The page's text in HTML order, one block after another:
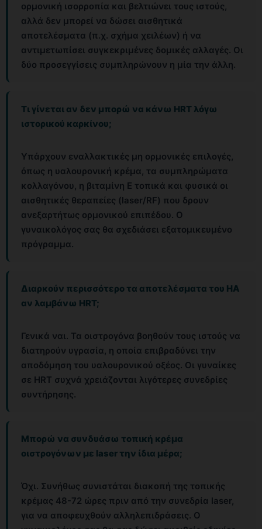
ορμονική ισορροπία και βελτιώνει τους ιστούς,
αλλά δεν μπορεί να δώσει αισθητικά
αποτελέσματα (π.χ. σχήμα χειλέων) ή να
αντιμετωπίσει συγκεκριμένες δομικές αλλαγές. Οι
δύο προσεγγίσεις συμπληρώνουν η μία την άλλη.
Τι γίνεται αν δεν μπορώ να κάνω HRT λόγω
ιστορικού καρκίνου;
Υπάρχουν εναλλακτικές μη ορμονικές επιλογές,
όπως η υαλουρονική κρέμα, τα συμπληρώματα
κολλαγόνου, η βιταμίνη Ε τοπικά και φυσικά οι
αισθητικές θεραπείες (laser/RF) που δρουν
ανεξαρτήτως ορμονικού επιπέδου. Ο
γυναικολόγος σας θα σχεδιάσει εξατομικευμένο
πρόγραμμα.
Διαρκούν περισσότερο τα αποτελέσματα του HA
αν λαμβάνω HRT;
Γενικά ναι. Τα οιστρογόνα βοηθούν τους ιστούς να
διατηρούν υγρασία, η οποία επιβραδύνει την
αποδόμηση του υαλουρονικού οξέος. Οι γυναίκες
σε HRT συχνά χρειάζονται λιγότερες συνεδρίες
συντήρησης.
Μπορώ να συνδυάσω τοπική κρέμα
οιστρογόνων με laser την ίδια μέρα;
Όχι. Συνήθως συνιστάται διακοπή της τοπικής
κρέμας 48-72 ώρες πριν από την συνεδρία laser,
για να αποφευχθούν αλληλεπιδράσεις. Ο